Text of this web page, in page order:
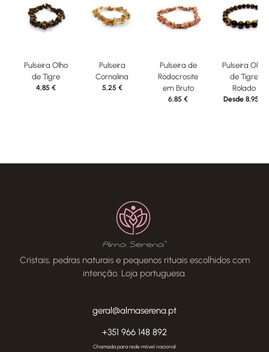
Pulseira Olho
de Tigre
4,85€
Pulseira
Cornalina
5,25 €
Pulseira de
Rodocrosite
em Bruto
6,85€
Pulseira Olho
de Tigre
Rolado
Desde8,95
Cristais, pedras naturais e pequenos rituais escolhidos com
intenção. Loja portuguesa.
geral@almaserena.pt
+351 966 148 892
Chamada para rede móvel nacional